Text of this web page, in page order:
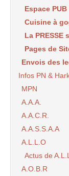
Espace PUB
Cuisine à
La PRESSE
Pages de
Envois des
Infos PN &
MPN
A.A.A.
A.A.C.R.
A.A.S.S.A.A
A.L.L.O
Actus de
A.O.B.R